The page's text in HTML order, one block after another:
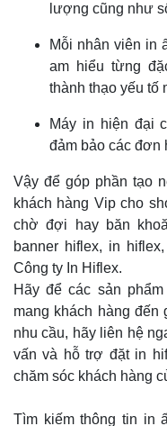
lượng cũng như
Mỗi nhân viên in
am hiểu từng
thành thạo yếu tố
Máy in hiện đại
đảm bảo các đơn
Vậy để góp phần tạo
khách hàng Vip cho
chờ đợi hay băn
banner hiflex, in
Công ty In Hiflex.
Hãy để các sản phẩm
mang khách hàng
nhu cầu, hãy liên hệ
vấn và hỗ trợ đặt in
chăm sóc khách hàng
Tìm kiếm thông tin in